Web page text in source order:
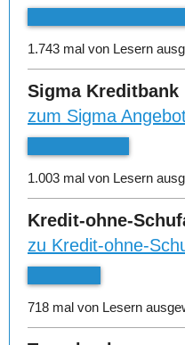
1.743 mal von Lesern
Sigma Kreditbank
zum Sigma
1.003 mal von Lesern
Kredit-ohne-
zu Kredit-ohne-
718 mal von Lesern